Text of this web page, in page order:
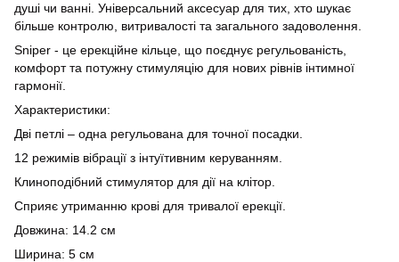
душі чи ванні. Універсальний аксесуар для тих, хто шукає
більше контролю, витривалості та загального задоволення.
Sniper - це ерекційне кільце, що поєднує регульованість,
комфорт та потужну стимуляцію для нових рівнів інтимної
гармонії.
Характеристики:
Дві петлі – одна регульована для точної посадки.
12 режимів вібрації з інтуїтивним керуванням.
Клиноподібний стимулятор для дії на клітор.
Сприяє утриманню крові для тривалої ерекції.
Довжина: 14.2 см
Ширина: 5 см